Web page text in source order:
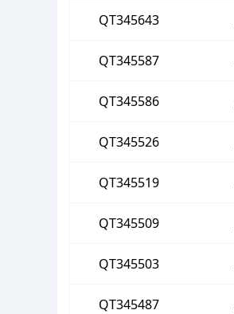
QT345643
QT345587
QT345586
QT345526
QT345519
QT345509
QT345503
QT345487